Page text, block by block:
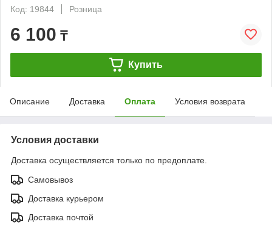
Код: 19844
Розница
6 100 ₸
Купить
Описание Доставка Оплата Условия возврата
Условия доставки
Доставка осуществляется только по предоплате.
Самовывоз
Доставка курьером
Доставка почтой